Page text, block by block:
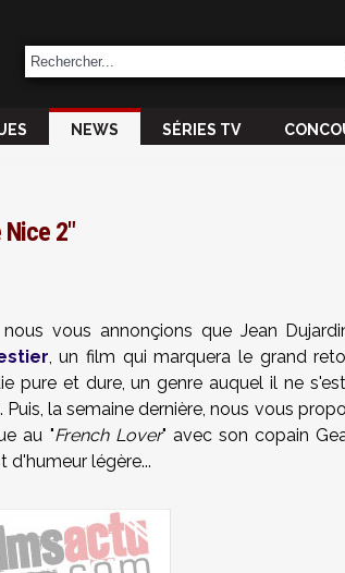
NEWS SÉRIES TV
Nice 2"
vous annonçions que Jean
, un film qui marquera le grand
pure et dure, un genre auquel il ne
Puis, la semaine dernière, nous vous
au "French Lover" avec son copain
d'humeur légère...